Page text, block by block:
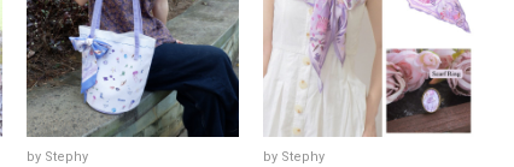
by Stephy by Stephy